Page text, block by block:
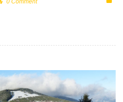
0 Comment